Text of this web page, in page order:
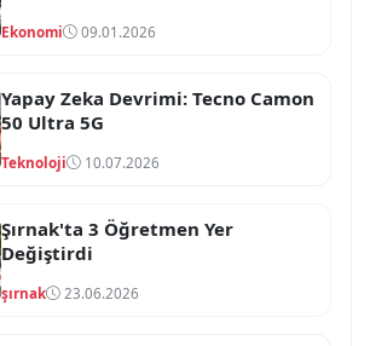
Ekonomi 09.01.2026
Yapay Zeka Devrimi: Tecno Camon
50 Ultra 5G
Teknoloji 10.07.2026
Şırnak'ta 3 Öğretmen Yer
Değiştirdi
şırnak 23.06.2026